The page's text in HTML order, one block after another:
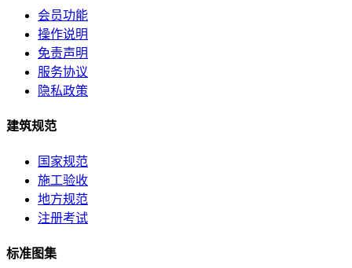
会员功能
操作说明
免责声明
服务协议
隐私政策
建筑规范
国家规范
施工验收
地方规范
注册考试
标准图集